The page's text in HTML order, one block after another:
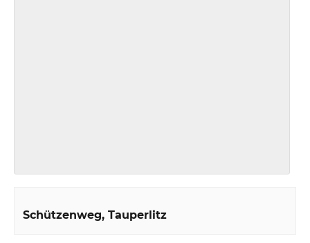
Schützenweg Tauperlitz